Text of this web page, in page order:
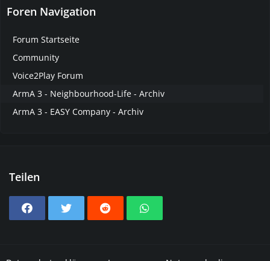
Foren Navigation
Forum Startseite
Community
Voice2Play Forum
ArmA 3 - Neighbourhood-Life - Archiv
ArmA 3 - EASY Company - Archiv
Teilen